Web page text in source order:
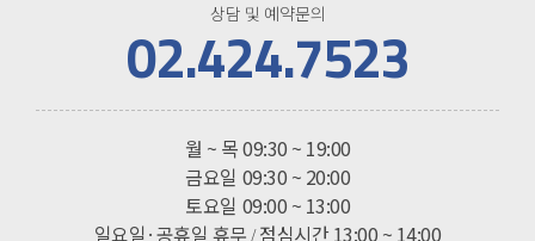
상담 및 예약문의
02.424.7523
진료시간
월 ~ 목09:30 ~ 19:00
금요일 09:30 ~ 20:00
토요일 09:00 ~ 13:00
일요일·공휴일 휴무 /점심시간 13:00 ~ 14:00